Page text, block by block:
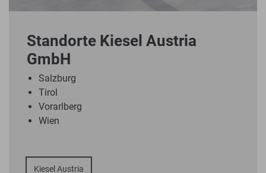
Standorte Kiesel Austria
GmbH
Salzburg
Tirol
Vorarlberg
Wien
Kiesel Austria